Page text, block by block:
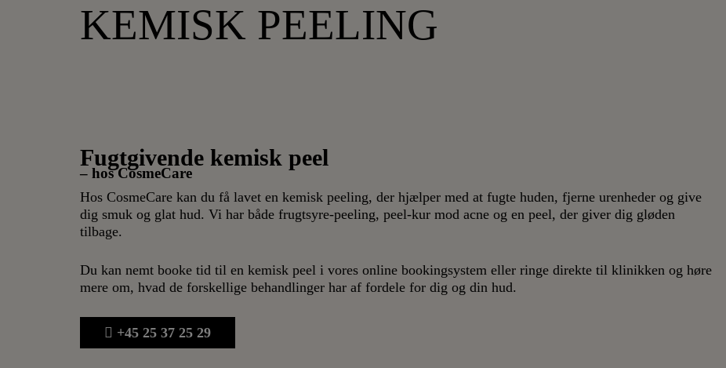
KEMISK PEELING
Fugtgivende kemisk peel
– hos CosmeCare
Hos CosmeCare kan du få lavet en kemisk peeling, der hjælper med at fugte huden, fjerne urenheder og give
dig smuk og glat hud. Vi har både frugtsyre-peeling, peel-kur mod acne og en peel, der giver dig gløden
tilbage.
Du kan nemt booke tid til en kemisk peel i vores online bookingsystem eller ringe direkte til klinikken og høre
mere om, hvad de forskellige behandlinger har af fordele for dig og din hud.
+45 25 37 25 29